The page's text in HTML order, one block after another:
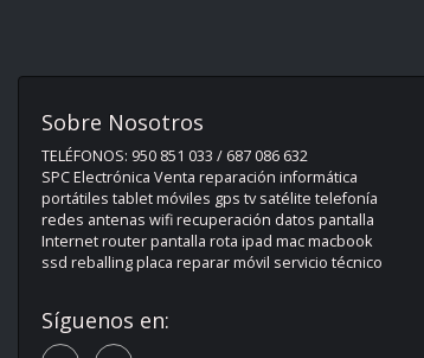
Sobre Nosotros
TELÉFONOS: 950 851 033 / 687 086 632
SPC Electrónica Venta reparación informática
portátiles tablet móviles gps tv satélite telefonía
redes antenas wifi recuperación datos pantalla
Internet router pantalla rota ipad mac macbook
ssd reballing placa reparar móvil servicio técnico
Síguenos en: